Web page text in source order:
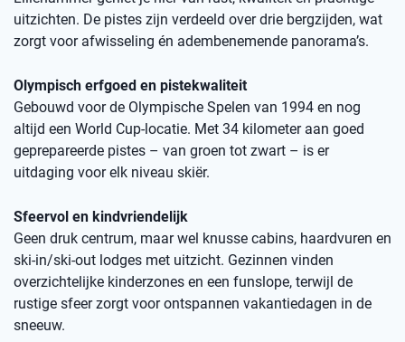
uitzichten. De pistes zijn verdeeld over drie bergzijden, wat
zorgt voor afwisseling én adembenemende panorama’s.
Olympisch erfgoed en pistekwaliteit
Gebouwd voor de Olympische Spelen van 1994 en nog
altijd een World Cup-locatie. Met 34 kilometer aan goed
geprepareerde pistes – van groen tot zwart – is er
uitdaging voor elk niveau skiër.
Sfeervol en kindvriendelijk
Geen druk centrum, maar wel knusse cabins, haardvuren en
ski-in/ski-out lodges met uitzicht. Gezinnen vinden
overzichtelijke kinderzones en een funslope, terwijl de
rustige sfeer zorgt voor ontspannen vakantiedagen in de
sneeuw.